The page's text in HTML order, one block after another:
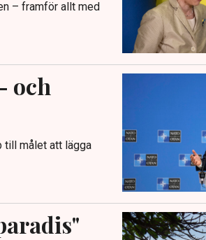
– framför allt med
och
till målet att lägga